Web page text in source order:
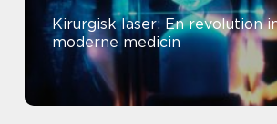
Kirurgisk laser: En revolution
moderne medicin